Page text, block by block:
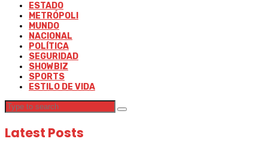
ESTADO
METRÓPOLI
MUNDO
NACIONAL
POLÍTICA
SEGURIDAD
SHOWBIZ
SPORTS
ESTILO DE VIDA
Latest Posts